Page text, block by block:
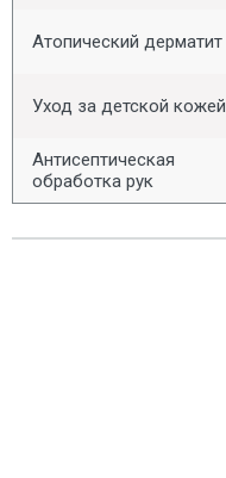
Атопический дерматит
Уход за детской кожей
Антисептическая
обработка рук